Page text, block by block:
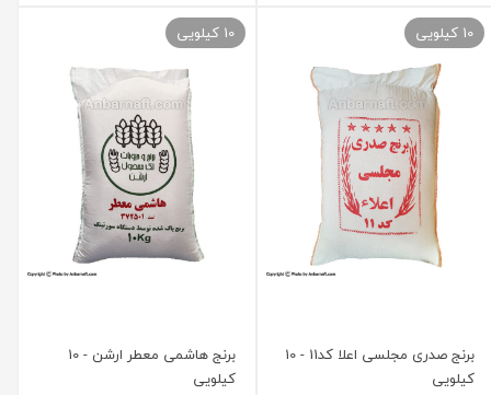
برنج صدری مجلسی اعلا کد11 - 10
کیلویی
10 کیلویی
برنج هاشمی معطر ارشن - 10
کیلویی
10 کیلویی